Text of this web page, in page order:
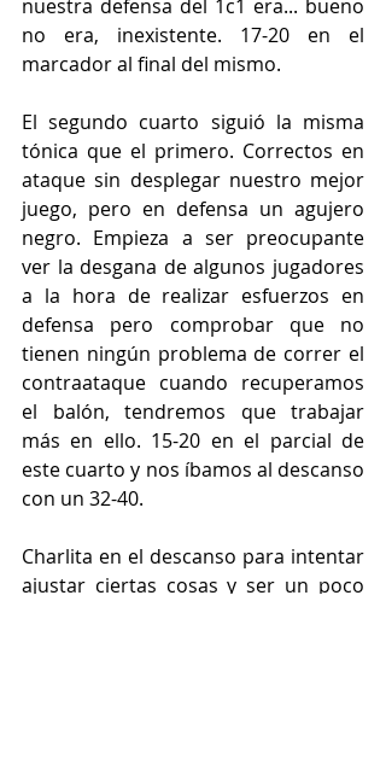
nuestra defensa del 1c1 era... bueno
no era, inexistente. 17-20 en el
marcador al final del mismo.
El segundo cuarto siguió la misma
tónica que el primero. Correctos en
ataque sin desplegar nuestro mejor
juego, pero en defensa un agujero
negro. Empieza a ser preocupante
ver la desgana de algunos jugadores
a la hora de realizar esfuerzos en
defensa pero comprobar que no
tienen ningún problema de correr el
contraataque cuando recuperamos
el balón, tendremos que trabajar
más en ello. 15-20 en el parcial de
este cuarto y nos íbamos al descanso
con un 32-40.
Charlita en el descanso para intentar
ajustar ciertas cosas y ser un poco